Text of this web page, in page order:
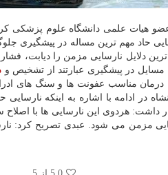
هیات علمی دانشگاه علوم پزشکی
حاد مهم ترین مساله در پیشگیری
دلایل نارسایی مزمن را دیابت،
در پیشگیری عبارتند از تشخیص و
درمان مناسب عفونت ها و سنگ های
در ادامه با اشاره به اینکه
داشت: هردوی این نارسایی ها با
مزمن می شود. عبدی تصریح کرد: